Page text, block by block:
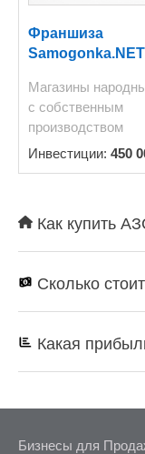
Франшиза
Samogonka.NET
Магазины
с собственным
производством
Инвестиции: 450
Как купить
Сколько
Какая
Бизнесы для